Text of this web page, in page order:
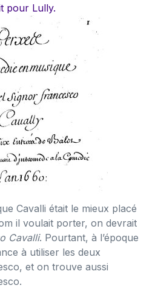
pour Lully.
Cavalli était le mieux placé
il voulait porter, on devrait
Cavalli. Pourtant, à l’époque
à utiliser les deux
et on trouve aussi